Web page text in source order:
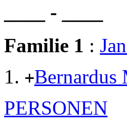
____ - ____
Familie 1 :
+Bernardus
PERSONEN